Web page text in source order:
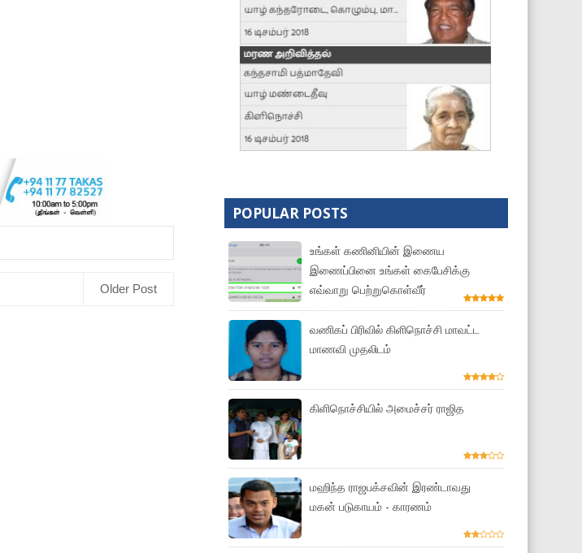
Older Post
POPULAR POSTS
உங்கள் கணினியின் இணைய
இணைப்பினை உங்கள் கைபேசிக்கு
எவ்வாறு பெற்றுகொள்வீர்
வணிகப் பிரிவில் கிளிநொச்சி மாவட்ட
மாணவி முதலிடம்
கிளிநொச்சியில் அமைச்சர் ராஜித
மஹிந்த ராஜபக்சவின் இரண்டாவது
மகன் படுகாயம் - காரணம்